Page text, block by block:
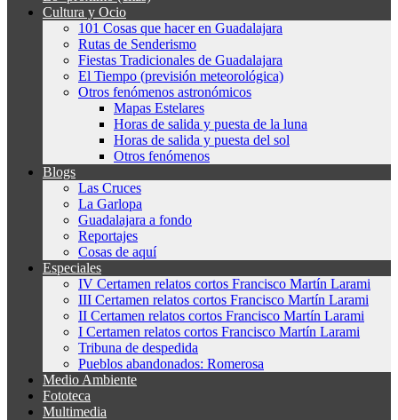
Cultura y Ocio
101 Cosas que hacer en Guadalajara
Rutas de Senderismo
Fiestas Tradicionales de Guadalajara
El Tiempo (previsión meteorológica)
Otros fenómenos astronómicos
Mapas Estelares
Horas de salida y puesta de la luna
Horas de salida y puesta del sol
Otros fenómenos
Blogs
Las Cruces
La Garlopa
Guadalajara a fondo
Reportajes
Cosas de aquí
Especiales
IV Certamen relatos cortos Francisco Martín Larami
III Certamen relatos cortos Francisco Martín Larami
II Certamen relatos cortos Francisco Martín Larami
I Certamen relatos cortos Francisco Martín Larami
Tribuna de despedida
Pueblos abandonados: Romerosa
Medio Ambiente
Fototeca
Multimedia